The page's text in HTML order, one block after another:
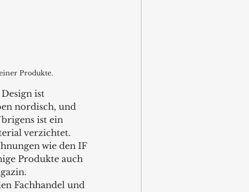
Produkte.
ist
nordisch, und
ist ein
verzichtet.
wie den IF
Produkte auch
Fachhandel und